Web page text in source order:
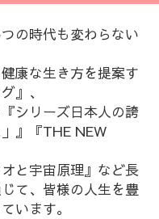
の時代も変わらない
康な生き方を提案す
』、
シリーズ日本人の誇
』『THE NEW
と宇宙原理』など長
て、皆様の人生を豊
います。